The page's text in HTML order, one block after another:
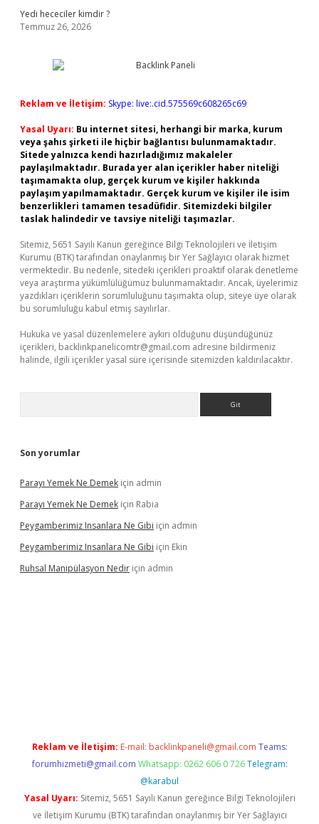
Yedi hececiler kimdir ?
Temmuz 26, 2026
Reklam ve İletişim: Skype: live:.cid.575569c608265c69
Yasal Uyarı: Bu internet sitesi, herhangi bir marka, kurum
veya şahıs şirketi ile hiçbir bağlantısı bulunmamaktadır.
Sitede yalnızca kendi hazırladığımız makaleler
paylaşılmaktadır. Burada yer alan içerikler haber niteliği
taşımamakta olup, gerçek kurum ve kişiler hakkında
paylaşım yapılmamaktadır. Gerçek kurum ve kişiler ile isim
benzerlikleri tamamen tesadüfidir. Sitemizdeki bilgiler
taslak halindedir ve tavsiye niteliği taşımazlar.
Sitemiz, 5651 Sayılı Kanun gereğince Bilgi Teknolojileri ve İletişim
Kurumu (BTK) tarafından onaylanmış bir Yer Sağlayıcı olarak hizmet
vermektedir. Bu nedenle, sitedeki içerikleri proaktif olarak denetleme
veya araştırma yükümlülüğümüz bulunmamaktadır. Ancak, üyelerimiz
yazdıkları içeriklerin sorumluluğunu taşımakta olup, siteye üye olarak
bu sorumluluğu kabul etmiş sayılırlar.
Hukuka ve yasal düzenlemelere aykırı olduğunu düşündüğünüz
içerikleri, backlinkpanelicomtr@gmail.com adresine bildirmeniz
halinde, ilgili içerikler yasal süre içerisinde sitemizden kaldırılacaktır.
Son yorumlar
Parayı Yemek Ne Demek için admin
Parayı Yemek Ne Demek için Rabia
Peygamberimiz Insanlara Ne Gibi için admin
Peygamberimiz Insanlara Ne Gibi için Ekin
Ruhsal Manipülasyon Nedir için admin
Reklam ve İletişim: E-mail: backlinkpaneli@gmail.com Teams:
forumhizmeti@gmail.com Whatsapp: 0262 606 0 726 Telegram:
@karabul
Yasal Uyarı: Sitemiz, 5651 Sayılı Kanun gereğince Bilgi Teknolojileri
ve İletişim Kurumu (BTK) tarafından onaylanmış bir Yer Sağlayıcı